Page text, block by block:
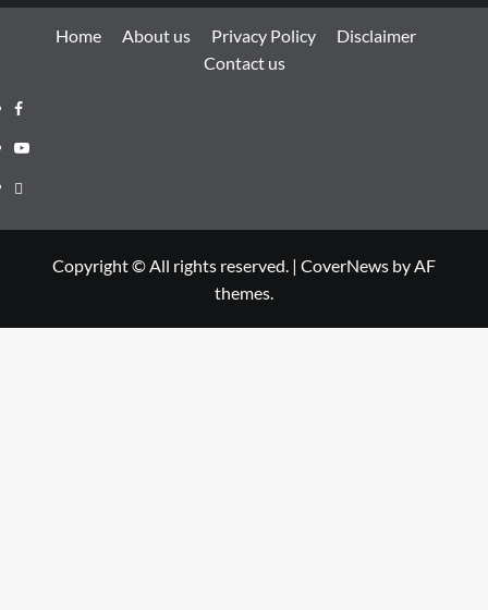
Home About us Privacy Policy
Disclaimer
Contact us
Facebook
Youtube
Telegram
Copyright © All rights reserved. | CoverNews by AF
themes.